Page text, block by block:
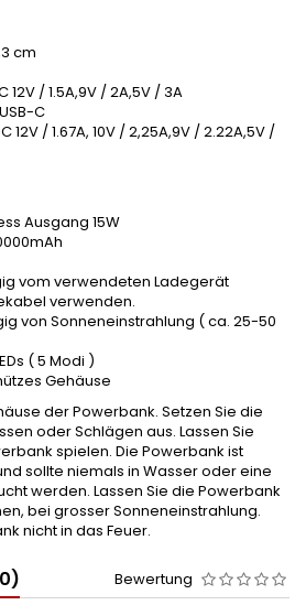
cm
12V / 1.5A,9V / 2A,5V / 3A
C
12V / 1.67A, 10V / 2,25A,9V / 2.22A,5V /
Ausgang 15W
vom verwendeten Ladegerät
verwenden.
von Sonneneinstrahlung ( ca. 25-50
( 5 Modi )
Gehäuse
der Powerbank. Setzen Sie die
oder Schlägen aus. Lassen Sie
spielen. Die Powerbank ist
sollte niemals in Wasser oder eine
werden. Lassen Sie die Powerbank
bei grosser Sonneneinstrahlung.
nicht in das Feuer.
Bewertung